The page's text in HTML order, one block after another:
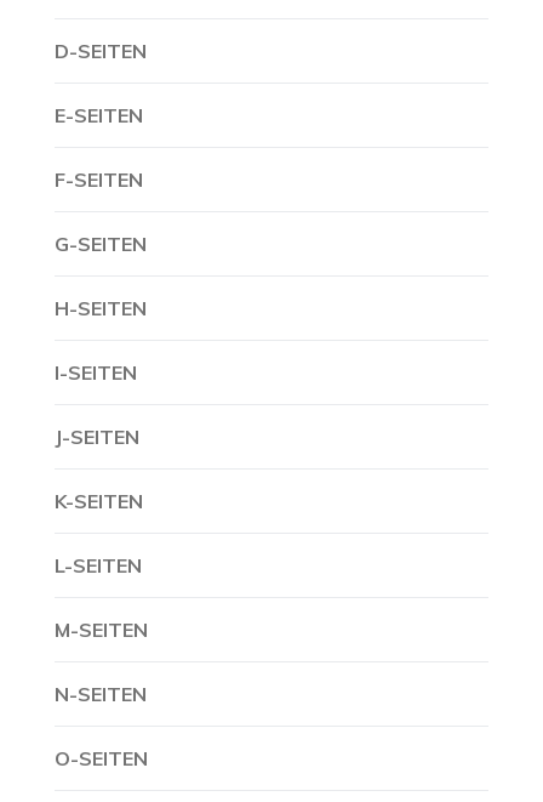
D-SEITEN
E-SEITEN
F-SEITEN
G-SEITEN
H-SEITEN
I-SEITEN
J-SEITEN
K-SEITEN
L-SEITEN
M-SEITEN
N-SEITEN
O-SEITEN